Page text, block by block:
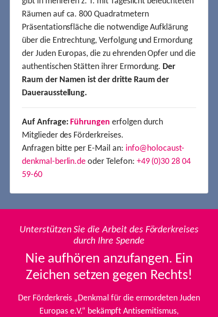
Räumen auf ca. 800 Quadratmetern
Präsentationsfläche die notwendige Aufklärung
über die Entrechtung, Verfolgung und Ermordung
der Juden Europas, die zu ehrenden Opfer und die
authentischen Stätten ihrer Ermordung. Der
Raum der Namen ist der dritte Raum der
Dauerausstellung.
Auf Anfrage: Führungen erfolgen durch
Mitglieder des Förderkreises.
Anfragen bitte per E-Mail an: info@holocaust-
denkmal-berlin.de oder Telefon: +49 (0)30 28 04
59-60
Unterstützen Sie die Arbeit des Förderkreises
durch Ihre Spende
Nie aufhören anzufangen. Ein
Zeichen setzen gegen Rechts!
Der Förderkreis „Denkmal für die ermordeten Juden
Europas e.V.“ bekämpft Antisemitismus,